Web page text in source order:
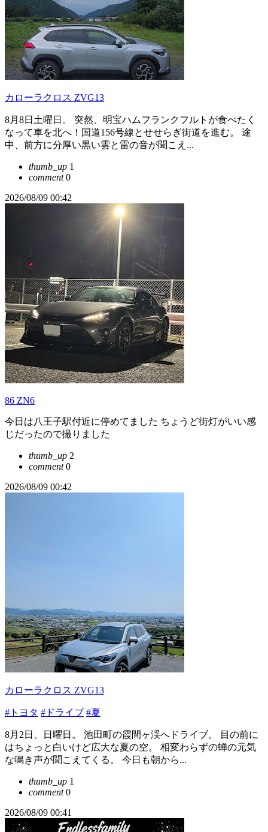
カローラクロス ZVG13
8月8日土曜日。 ​突然、明宝ハムフランクフルトが食べたく
なって車を北へ！国道156号線とせせらぎ街道を進む。 ​途
中、前方に分厚い黒い雲と雷の音が聞こえ...
thumb_up 1
comment0
2026/08/09 00:42
86 ZN6
今日は八王子駅付近に停めてました ちょうど街灯がいい感
じだったので撮りました
thumb_up 2
comment0
2026/08/09 00:42
カローラクロス ZVG13
#トヨタ #ドライブ #夏
​8月2日、日曜日。 池田町の霞間ヶ渓へドライブ。 目の前に
はちょっと白いけど広大な夏の空。 相変わらずの蝉の元気
な鳴き声が聞こえてくる。 ​今日も朝から...
thumb_up 1
comment0
2026/08/09 00:41